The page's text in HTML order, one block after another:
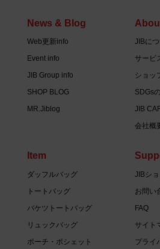
News & Blog
Web更新info
Event info
JIB Group info
SHOP BLOG
MR.Jiblog
JIBに
サービ
ショッ
SDGs
JIB
会社概
Item
ダッフルバッグ
トートバッグ
バケツトートバッグ
リュックバッグ
ポーチ・ポシェット
JIBシ
お問い
FAQ
サイト
プライ